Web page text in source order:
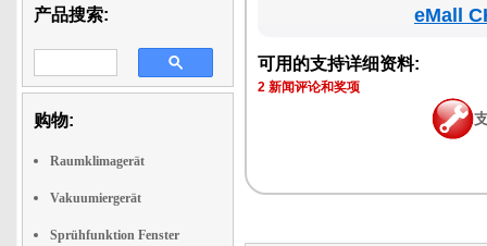
产品搜索:
购物:
Raumklimagerät
Vakuumiergerät
Sprühfunktion Fenster
eMall
可用的支持详细资料:
2 新闻评论和奖项